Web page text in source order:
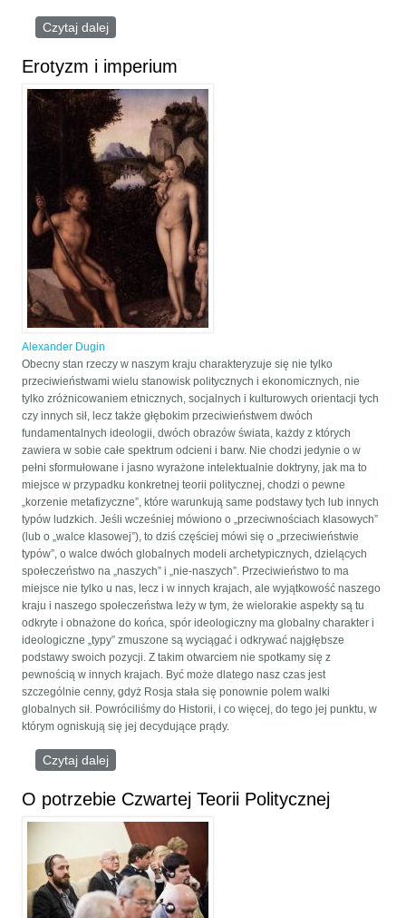
Czytaj dalej
Erotyzm i imperium
Alexander Dugin
Obecny stan rzeczy w naszym kraju charakteryzuje się nie tylko
przeciwieństwami wielu stanowisk politycznych i ekonomicznych, nie
tylko zróżnicowaniem etnicznych, socjalnych i kulturowych orientacji tych
czy innych sił, lecz także głębokim przeciwieństwem dwóch
fundamentalnych ideologii, dwóch obrazów świata, każdy z których
zawiera w sobie całe spektrum odcieni i barw. Nie chodzi jedynie o w
pełni sformułowane i jasno wyrażone intelektualnie doktryny, jak ma to
miejsce w przypadku konkretnej teorii politycznej, chodzi o pewne
„korzenie metafizyczne”, które warunkują same podstawy tych lub innych
typów ludzkich. Jeśli wcześniej mówiono o „przeciwnościach klasowych”
(lub o „walce klasowej”), to dziś częściej mówi się o „przeciwieństwie
typów”, o walce dwóch globalnych modeli archetypicznych, dzielących
społeczeństwo na „naszych” i „nie-naszych”. Przeciwieństwo to ma
miejsce nie tylko u nas, lecz i w innych krajach, ale wyjątkowość naszego
kraju i naszego społeczeństwa leży w tym, że wielorakie aspekty są tu
odkryte i obnażone do końca, spór ideologiczny ma globalny charakter i
ideologiczne „typy” zmuszone są wyciągać i odkrywać najgłębsze
podstawy swoich pozycji. Z takim otwarciem nie spotkamy się z
pewnością w innych krajach. Być może dlatego nasz czas jest
szczególnie cenny, gdyż Rosja stała się ponownie polem walki
globalnych sił. Powróciliśmy do Historii, i co więcej, do tego jej punktu, w
którym ogniskują się jej decydujące prądy.
Czytaj dalej
O potrzebie Czwartej Teorii Politycznej